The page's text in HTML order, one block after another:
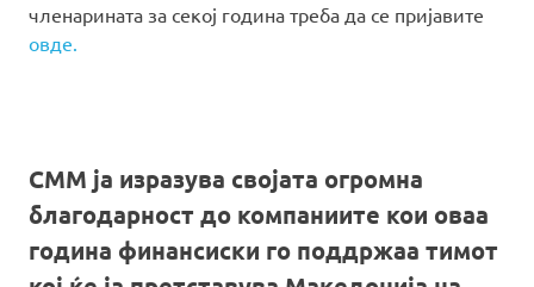
членарината за секој година треба да се пријавите
овде.
СММ ја изразува својата огромна
благодарност до компаниите кои оваа
година финансиски го поддржаа тимот